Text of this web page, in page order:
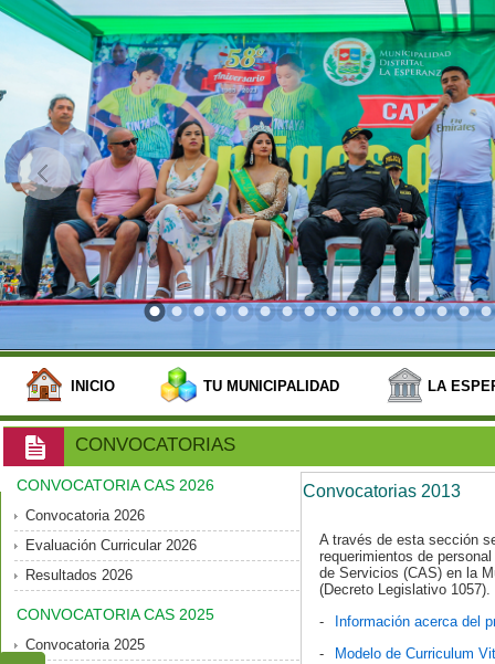
INICIO TU MUNICIPALIDAD LA
CONVOCATORIAS
CONVOCATORIA CAS 2026
Convocatoria 2026
Evaluación Curricular 2026
Resultados 2026
CONVOCATORIA CAS 2025
Convocatoria 2025
Convocatorias 2013
A través de esta sección
requerimientos de
de Servicios (CAS) en la
(Decreto Legislativo 1057).
-
Información acerca del
-
Modelo de Curriculum